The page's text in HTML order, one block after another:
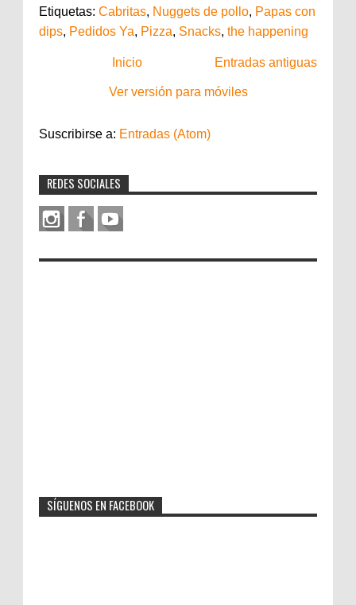
Etiquetas: Cabritas, Nuggets de pollo, Papas con
dips, Pedidos Ya, Pizza, Snacks, the happening
Entradas antiguas
Inicio
Ver versión para móviles
Suscribirse a: Entradas (Atom)
REDES SOCIALES
SÍGUENOS EN FACEBOOK